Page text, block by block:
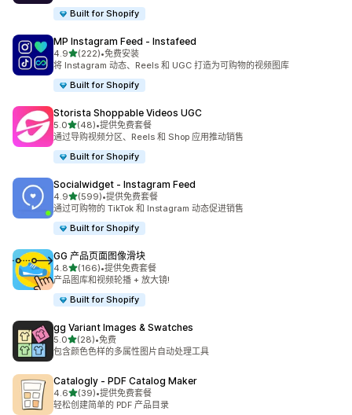
Built for Shopify
MP Instagram Feed ‑ Instafeed
4.9星（满分 5 星）
(222)
总共 222 条评论
•免费安装
将 Instagram 动态、Reels 和 UGC 打造为可购物的视频图库
Built for Shopify
Storista Shoppable Videos UGC
5.0星（满分 5 星）
(48)
总共 48 条评论
•提供免费套餐
通过导购视频分区、Reels 和 Shop 应用推动销售
Built for Shopify
Socialwidget ‑ Instagram Feed
4.9星（满分 5 星）
(599)
总共 599 条评论
•提供免费套餐
通过可购物的 TikTok 和 Instagram 动态促进销售
Built for Shopify
GG 产品页面图像滑块
4.8星（满分 5 星）
(166)
总共 166 条评论
•提供免费套餐
产品图库和视频轮播 + 放大镜!
Built for Shopify
gg Variant Images & Swatches
5.0星（满分 5 星）
(28)
总共 28 条评论
•免费
包含颜色色样的多属性图片自动处理工具
Catalogly ‑ PDF Catalog Maker
4.6星（满分 5 星）
(39)
总共 39 条评论
•提供免费套餐
轻松创建简单的 PDF 产品目录